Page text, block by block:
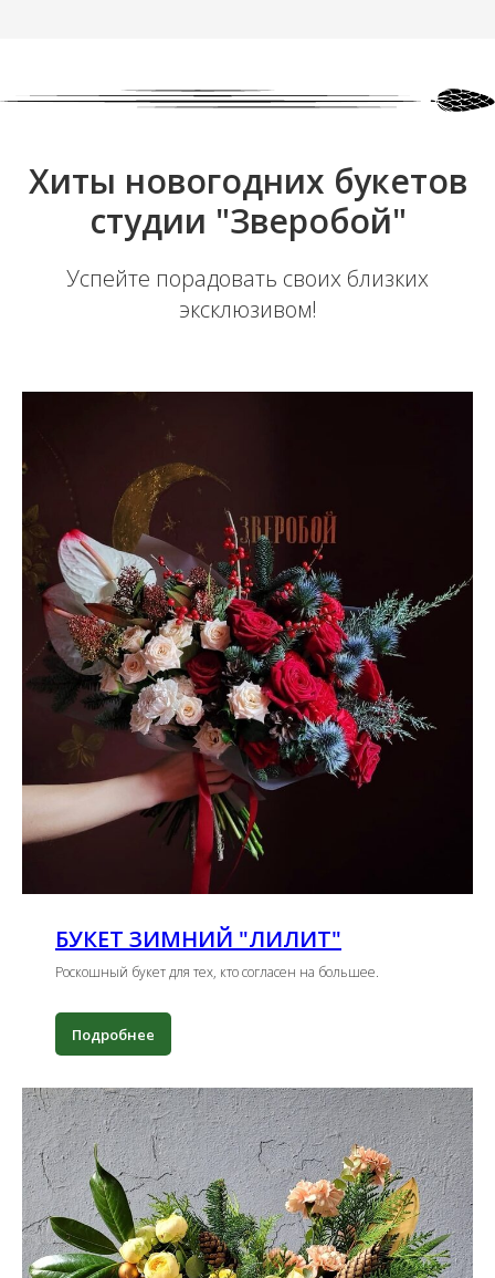
Хиты новогодних букетов
студии "Зверобой"
Успейте порадовать своих близких
эксклюзивом!
БУКЕТ ЗИМНИЙ "ЛИЛИТ"
Роскошный букет для тех, кто согласен на большее.
Подробнее